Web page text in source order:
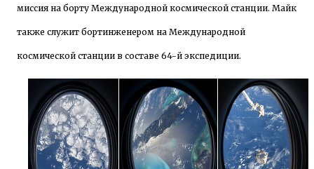
миссия на борту Международной космической станции. Майк
также служит бортинженером на Международной
космической станции в составе 64-й экспедиции.